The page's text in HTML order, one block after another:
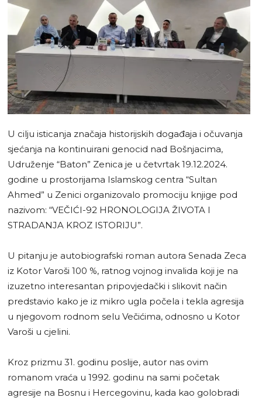
U cilju isticanja značaja historijskih događaja i očuvanja
sjećanja na kontinuirani genocid nad Bošnjacima,
Udruženje “Baton” Zenica je u četvrtak 19.12.2024.
godine u prostorijama Islamskog centra “Sultan
Ahmed” u Zenici organizovalo promociju knjige pod
nazivom: “VEČIĆI-92 HRONOLOGIJA ŽIVOTA I
STRADANJA KROZ ISTORIJU”.
U pitanju je autobiografski roman autora Senada Zeca
iz Kotor Varoši 100 %, ratnog vojnog invalida koji je na
izuzetno interesantan pripovjedački i slikovit način
predstavio kako je iz mikro ugla počela i tekla agresija
u njegovom rodnom selu Večićima, odnosno u Kotor
Varoši u cjelini.
Kroz prizmu 31. godinu poslije, autor nas ovim
romanom vraća u 1992. godinu na sami početak
agresije na Bosnu i Hercegovinu, kada kao golobradi